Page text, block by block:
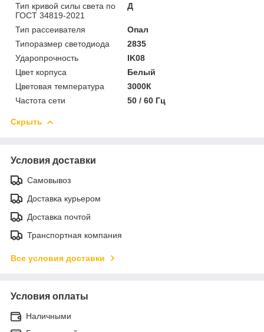
Тип кривой силы света по
ГОСТ 34819-2021
Д
Тип рассеивателя
Опал
Типоразмер светодиода
2835
Ударопрочность
IK08
Цвет корпуса
Белый
Цветовая температура
3000К
Частота сети
50 / 60 Гц
Скрыть
Условия доставки
Самовывоз
Доставка курьером
Доставка почтой
Транспортная компания
Все условия доставки
Условия оплаты
Наличными